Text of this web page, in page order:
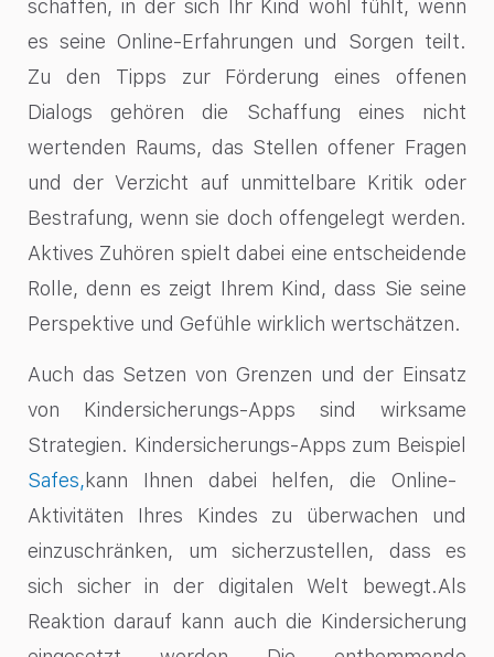
schaffen, in der sich Ihr Kind wohl fühlt, wenn
es seine Online-Erfahrungen und Sorgen teilt.
Zu den Tipps zur Förderung eines offenen
Dialogs gehören die Schaffung eines nicht
wertenden Raums, das Stellen offener Fragen
und der Verzicht auf unmittelbare Kritik oder
Bestrafung, wenn sie doch offengelegt werden.
Aktives Zuhören spielt dabei eine entscheidende
Rolle, denn es zeigt Ihrem Kind, dass Sie seine
Perspektive und Gefühle wirklich wertschätzen.
Auch das Setzen von Grenzen und der Einsatz
von Kindersicherungs-Apps sind wirksame
Strategien. Kindersicherungs-Apps zum Beispiel
Safes,kann Ihnen dabei helfen, die Online-
Aktivitäten Ihres Kindes zu überwachen und
einzuschränken, um sicherzustellen, dass es
sich sicher in der digitalen Welt bewegt.Als
Reaktion darauf kann auch die Kindersicherung